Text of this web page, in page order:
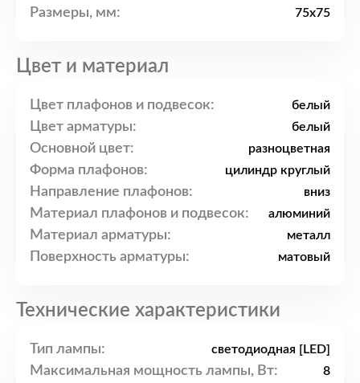
Размеры, мм: 75x75
Цвет и материал
Цвет плафонов и подвесок: белый
Цвет арматуры: белый
Основной цвет: разноцветная
Форма плафонов: цилиндр круглый
Направление плафонов: вниз
Материал плафонов и подвесок: алюминий
Материал арматуры: металл
Поверхность арматуры: матовый
Технические характеристики
Тип лампы: светодиодная [LED]
Максимальная мощность лампы, Вт: 8